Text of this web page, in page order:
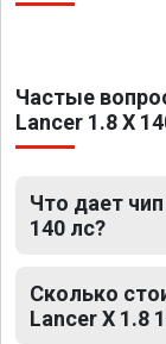
Частые
Lancer 1.8 X
Что дает
140 лс?
Сколько
Lancer X 1.8